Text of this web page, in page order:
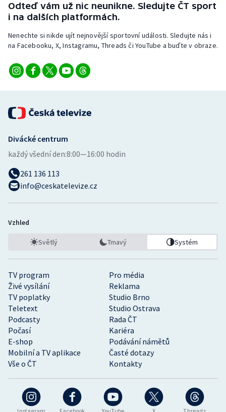
Veslování
Vodní slalom
Volejbal
Ostatní
Odteď vám už nic neunikne. Sledujte ČT sport
i na dalších platformách.
Nenechte si nikde ujít nejnovější sportovní události. Sledujte nás i
na Facebooku, X, Instagramu, Threads či YouTube a buďte v obraze.
TV program
Pro média
Živé vysílání
Reklama
TV poplatky
Studio Brno
Teletext
Studio Ostrava
Podcasty
Rada ČT
Počasí
Kariéra
E-shop
Podávání námětů
Mobilní a TV aplikace
Časté dotazy
Vše o ČT
Kontakty
Divácké centrum
každý všední den:8:00—16:00 hodin
261 136 113
info@ceskatelevize.cz
Vzhled
Světlý Tmavý Systém